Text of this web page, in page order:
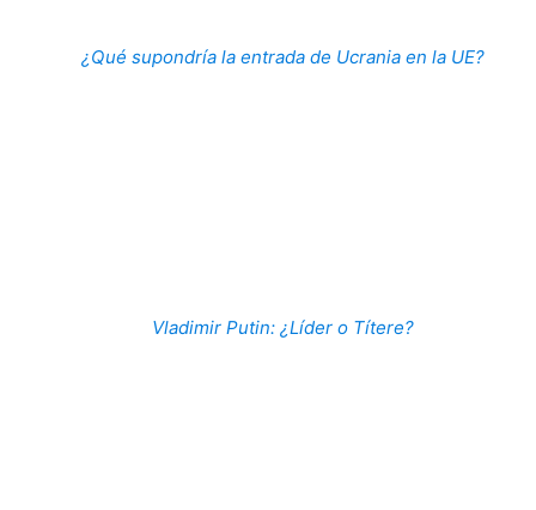
¿Qué supondría la entrada de Ucrania en la UE?
Vladimir Putin: ¿Líder o Títere?